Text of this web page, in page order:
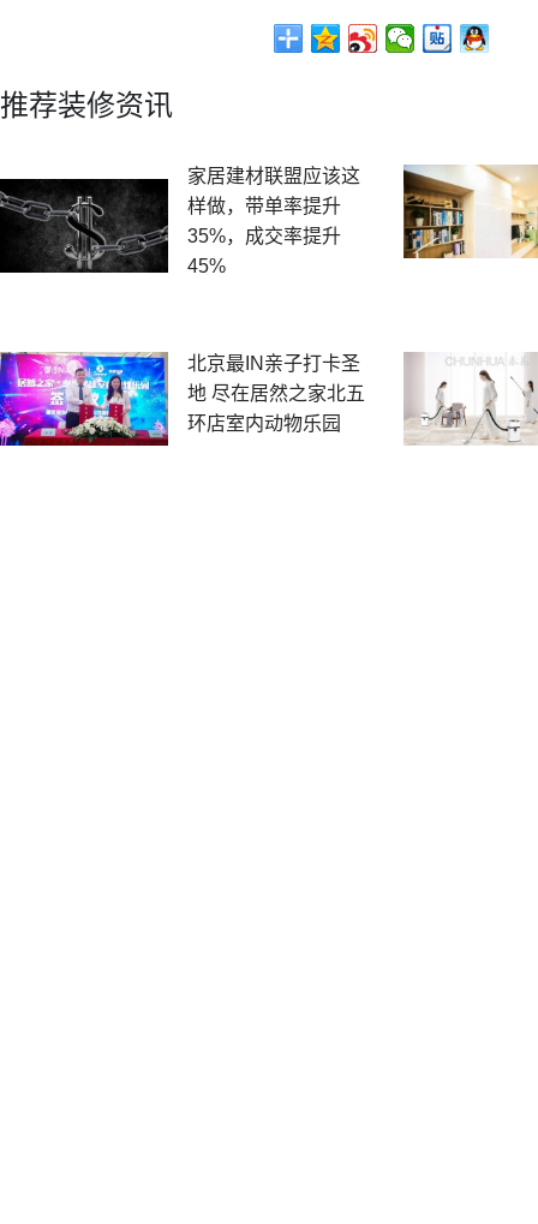
推荐装修资讯
家居建材联盟应该这
样做，带单率提升
35%，成交率提升
45%
北京最IN亲子打卡圣
地 尽在居然之家北五
环店室内动物乐园